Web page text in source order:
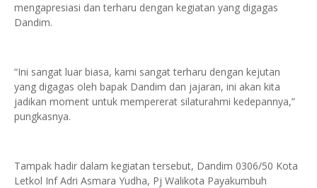
mengapresiasi dan terharu dengan kegiatan yang digagas
Dandim.
“Ini sangat luar biasa, kami sangat terharu dengan kejutan
yang digagas oleh bapak Dandim dan jajaran, ini akan kita
jadikan moment untuk mempererat silaturahmi kedepannya,”
pungkasnya.
Tampak hadir dalam kegiatan tersebut, Dandim 0306/50 Kota
Letkol Inf Adri Asmara Yudha, Pj Walikota Payakumbuh